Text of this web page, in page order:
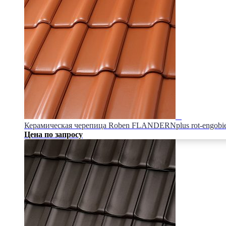
Керамическая черепица Roben FLANDERNplus rot-
Цена по запросу